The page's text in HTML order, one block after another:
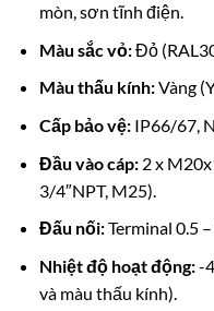
mòn, sơn tĩnh điện.
Màu sắc vỏ:Đỏ
Màu thấu kính:Vàng
Cấp bảo vệ:IP66/67,
Đầu vào cáp:2 x
3/4″NPT, M25).
Đấu nối:Terminal 0.5
Nhiệt độ hoạt động:-
và màu thấu kính).